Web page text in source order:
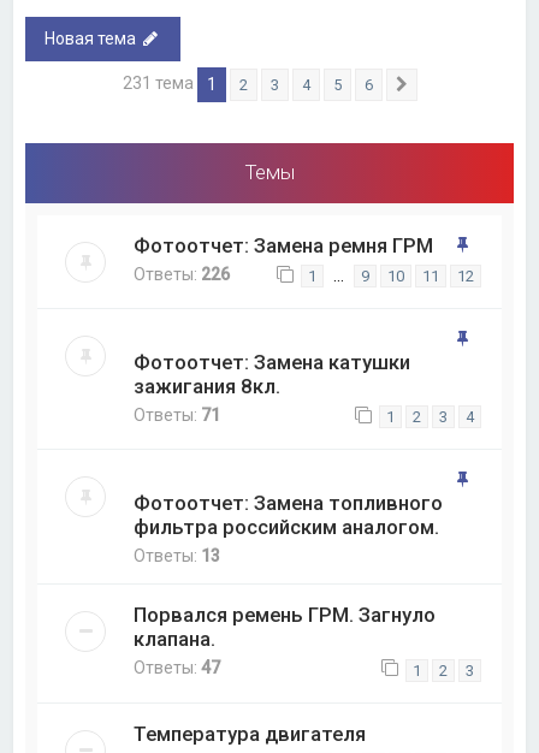
Новая тема
231 тема 1 2 3 4 5 6
Темы
Фотоотчет: Замена ремня ГРМ
Ответы: 226 1 … 9 10 11 12
Фотоотчет: Замена катушки
зажигания 8кл.
Ответы: 71 1 2 3 4
Фотоотчет: Замена топливного
фильтра российским аналогом.
Ответы: 13
Порвался ремень ГРМ. Загнуло
клапана.
Ответы:47 1 2 3
Температура двигателя